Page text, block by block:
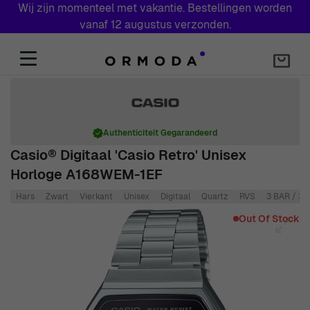
Wij zijn momenteel met vakantie. Bestellingen worden
vanaf 12 augustus verzonden.
Casio® Digitaal 'Casio Retro' Unisex
Horloge A168WEM-1EF
Authenticiteit Gegarandeerd
Hars Zwart Vierkant Unisex Digitaal Quartz RVS 3 BAR / 3
Out Of Stock
Click to view image in fullscreen